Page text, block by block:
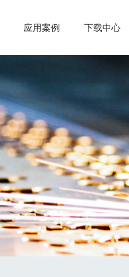
应用案例 下载中心